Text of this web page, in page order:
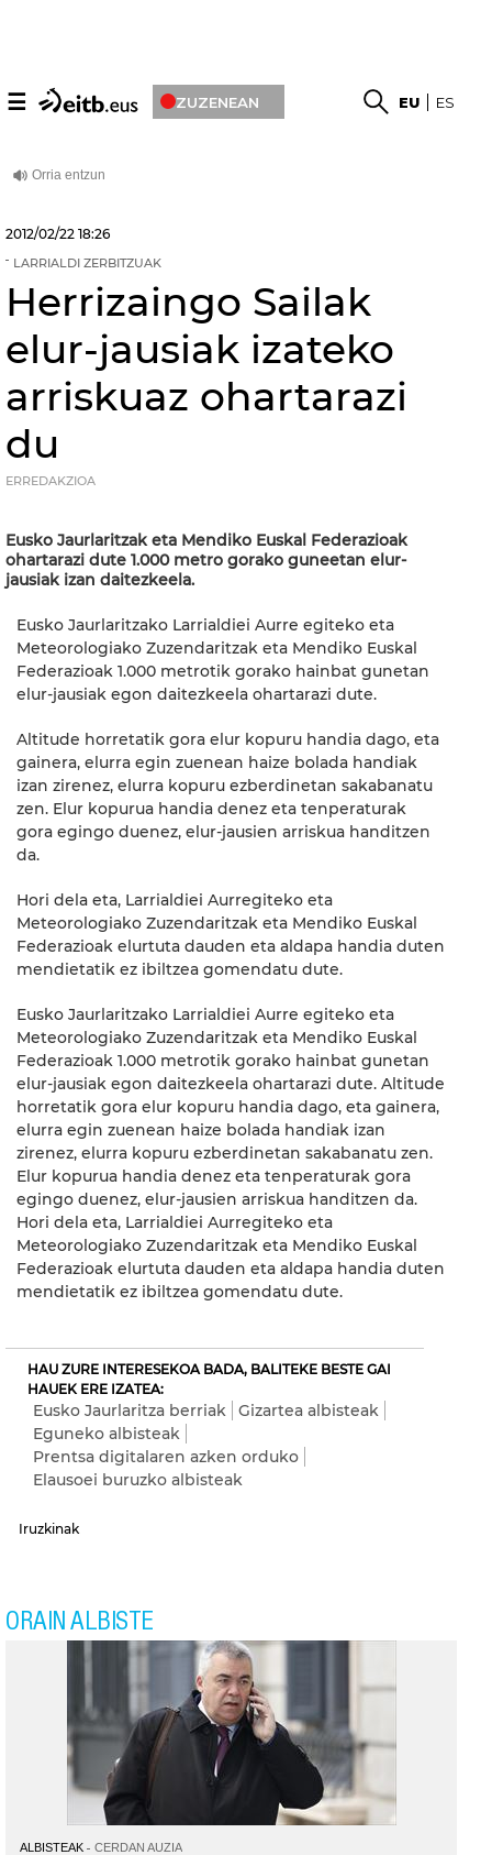
☰ ZUZENEAN EU ES
2012/02/22 18:26
LARRIALDI ZERBITZUAK
Herrizaingo Sailak
elur-jausiak izateko
arriskuaz ohartarazi
du
ERREDAKZIOA
Eusko Jaurlaritzak eta Mendiko Euskal Federazioak
ohartarazi dute 1.000 metro gorako guneetan elur-
jausiak izan daitezkeela.
Eusko Jaurlaritzako Larrialdiei Aurre egiteko eta
Meteorologiako Zuzendaritzak eta Mendiko Euskal
Federazioak 1.000 metrotik gorako hainbat gunetan
elur-jausiak egon daitezkeela ohartarazi dute.
Altitude horretatik gora elur kopuru handia dago, eta
gainera, elurra egin zuenean haize bolada handiak
izan zirenez, elurra kopuru ezberdinetan sakabanatu
zen. Elur kopurua handia denez eta tenperaturak
gora egingo duenez, elur-jausien arriskua handitzen
da.
Hori dela eta, Larrialdiei Aurregiteko eta
Meteorologiako Zuzendaritzak eta Mendiko Euskal
Federazioak elurtuta dauden eta aldapa handia duten
mendietatik ez ibiltzea gomendatu dute.
Eusko Jaurlaritzako Larrialdiei Aurre egiteko eta
Meteorologiako Zuzendaritzak eta Mendiko Euskal
Federazioak 1.000 metrotik gorako hainbat gunetan
elur-jausiak egon daitezkeela ohartarazi dute. Altitude
horretatik gora elur kopuru handia dago, eta gainera,
elurra egin zuenean haize bolada handiak izan
zirenez, elurra kopuru ezberdinetan sakabanatu zen.
Elur kopurua handia denez eta tenperaturak gora
egingo duenez, elur-jausien arriskua handitzen da.
Hori dela eta, Larrialdiei Aurregiteko eta
Meteorologiako Zuzendaritzak eta Mendiko Euskal
Federazioak elurtuta dauden eta aldapa handia duten
mendietatik ez ibiltzea gomendatu dute.
HAU ZURE INTERESEKOA BADA, BALITEKE BESTE GAI
HAUEK ERE IZATEA:
Eusko Jaurlaritza berriak
Gizartea albisteak
Eguneko albisteak
Prentsa digitalaren azken orduko
Elausoei buruzko albisteak
Iruzkinak
ORAIN ALBISTE
ALBISTEAK CERDAN AUZIA